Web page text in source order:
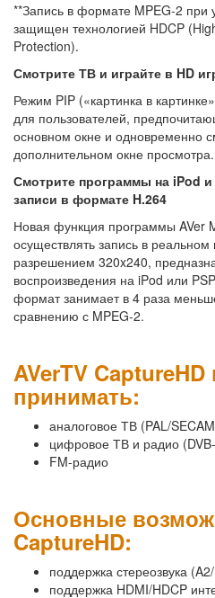
**Запись в формате MPEG-2 при
защищен технологией HDCP
Protection).
Смотрите ТВ и играйте в HD
Режим PIP («картинка в
для пользователей,
основном окне и одновременно
дополнительном окне просмотра.
Смотрите программы на iPod и
записи в формате H.264
Новая функция программы AVer
осуществлять запись в
разрешением 320x240,
воспроизведения на iPod или
формат занимает в 4 раза
сравнению с MPEG-2.
AVerTV
принимать:
аналоговое ТВ (PAL/
цифровое ТВ и радио
FM-радио
Основные
CaptureHD:
поддержка стереозвука
поддержка HDMI/HDCP